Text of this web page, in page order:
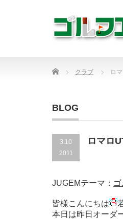
Home クラブ ロ
BLOG
3.10
2011
ロマロ
JUGEMテーマ：
皆様こんにちは
本日は昨日オーダ